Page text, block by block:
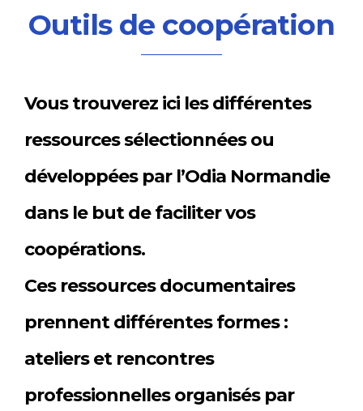
Outils de coopération
Vous trouverez ici les différentes
ressources sélectionnées ou
développées par l’Odia Normandie
dans le but de faciliter vos
coopérations.
Ces ressources documentaires
prennent différentes formes :
ateliers et rencontres
professionnelles organisés par